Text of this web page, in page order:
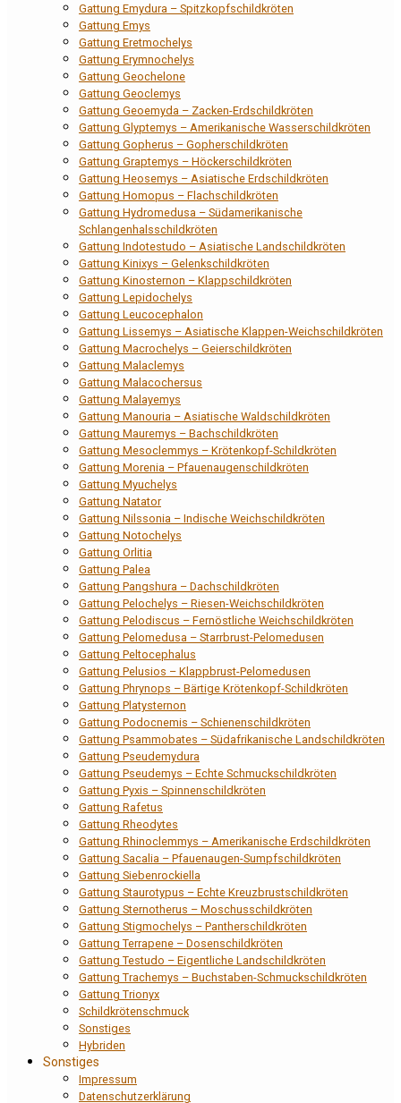
Gattung Emydura – Spitzkopfschildkröten
Gattung Emys
Gattung Eretmochelys
Gattung Erymnochelys
Gattung Geochelone
Gattung Geoclemys
Gattung Geoemyda – Zacken-Erdschildkröten
Gattung Glyptemys – Amerikanische Wasserschildkröten
Gattung Gopherus – Gopherschildkröten
Gattung Graptemys – Höckerschildkröten
Gattung Heosemys – Asiatische Erdschildkröten
Gattung Homopus – Flachschildkröten
Gattung Hydromedusa – Südamerikanische
Schlangenhalsschildkröten
Gattung Indotestudo – Asiatische Landschildkröten
Gattung Kinixys – Gelenkschildkröten
Gattung Kinosternon – Klappschildkröten
Gattung Lepidochelys
Gattung Leucocephalon
Gattung Lissemys – Asiatische Klappen-Weichschildkröten
Gattung Macrochelys – Geierschildkröten
Gattung Malaclemys
Gattung Malacochersus
Gattung Malayemys
Gattung Manouria – Asiatische Waldschildkröten
Gattung Mauremys – Bachschildkröten
Gattung Mesoclemmys – Krötenkopf-Schildkröten
Gattung Morenia – Pfauenaugenschildkröten
Gattung Myuchelys
Gattung Natator
Gattung Nilssonia – Indische Weichschildkröten
Gattung Notochelys
Gattung Orlitia
Gattung Palea
Gattung Pangshura – Dachschildkröten
Gattung Pelochelys – Riesen-Weichschildkröten
Gattung Pelodiscus – Fernöstliche Weichschildkröten
Gattung Pelomedusa – Starrbrust-Pelomedusen
Gattung Peltocephalus
Gattung Pelusios – Klappbrust-Pelomedusen
Gattung Phrynops – Bärtige Krötenkopf-Schildkröten
Gattung Platysternon
Gattung Podocnemis – Schienenschildkröten
Gattung Psammobates – Südafrikanische Landschildkröten
Gattung Pseudemydura
Gattung Pseudemys – Echte Schmuckschildkröten
Gattung Pyxis – Spinnenschildkröten
Gattung Rafetus
Gattung Rheodytes
Gattung Rhinoclemmys – Amerikanische Erdschildkröten
Gattung Sacalia – Pfauenaugen-Sumpfschildkröten
Gattung Siebenrockiella
Gattung Staurotypus – Echte Kreuzbrustschildkröten
Gattung Sternotherus – Moschusschildkröten
Gattung Stigmochelys – Pantherschildkröten
Gattung Terrapene – Dosenschildkröten
Gattung Testudo – Eigentliche Landschildkröten
Gattung Trachemys – Buchstaben-Schmuckschildkröten
Gattung Trionyx
Schildkrötenschmuck
Sonstiges
Hybriden
Sonstiges
Impressum
Datenschutzerklärung